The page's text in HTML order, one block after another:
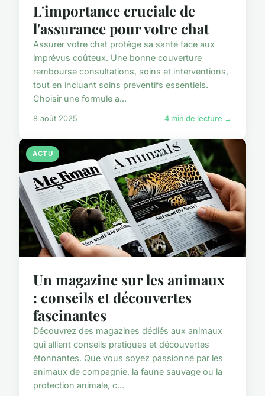
L'importance cruciale de
l'assurance pour votre chat
Assurer votre chat protège sa santé face aux
imprévus coûteux. Une bonne couverture
rembourse consultations, soins et interventions,
tout en incluant soins préventifs essentiels.
Choisir une formule a...
8 août 2025 4 min de lecture →
ACTU
Un magazine sur les animaux
: conseils et découvertes
fascinantes
Découvrez des magazines dédiés aux animaux
qui allient conseils pratiques et découvertes
étonnantes. Que vous soyez passionné par les
animaux de compagnie, la faune sauvage ou la
protection animale, c...